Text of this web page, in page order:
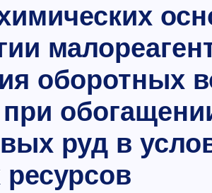
оборотных
руд в